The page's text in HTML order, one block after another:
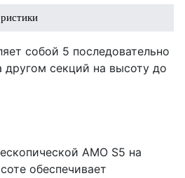
собой 5 последовательно
другом секций на высоту до
AMO S5 на
обеспечивает